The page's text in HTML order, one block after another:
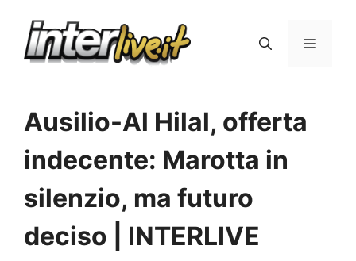
Menu
Ausilio-Al Hilal, offerta
indecente: Marotta in
silenzio, ma futuro
deciso | INTERLIVE